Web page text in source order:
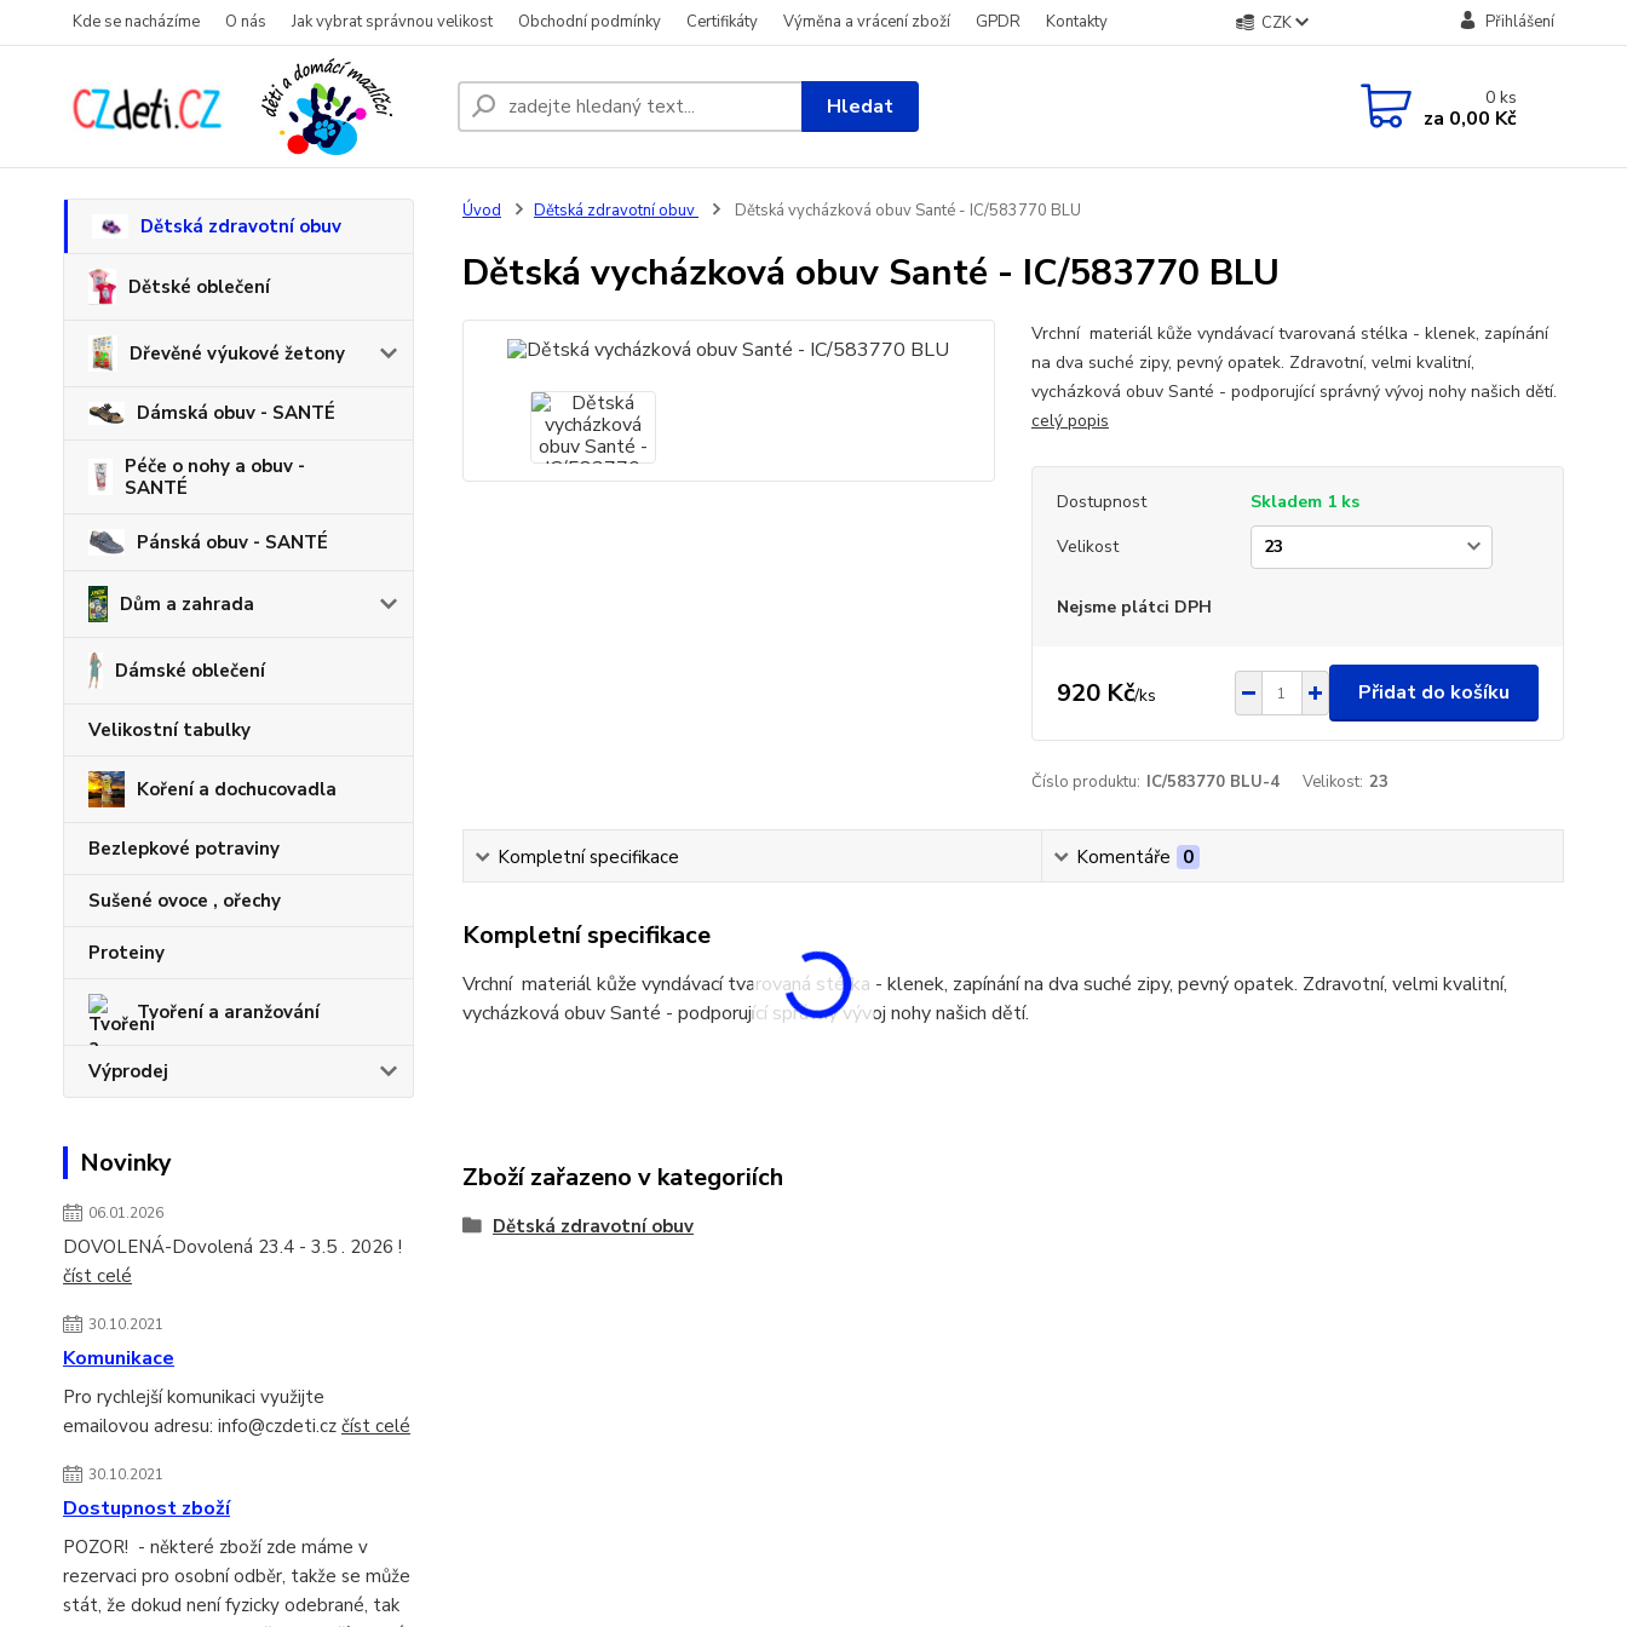
Kde se nacházíme O nás Jak vybrat správnou velikost Obchodní podmínky Certifikáty Výměna a vrácení zboží GPDR Kontakty CZK Přihlášení
Hledat 0ks
za 0,00 Kč
Dětská zdravotní obuv
Dětské oblečení
Dřevěné výukové žetony
Dámská obuv - SANTÉ
Péče o nohy a obuv -
SANTÉ
Pánská obuv - SANTÉ
Dům a zahrada
Dámské oblečení
Velikostní tabulky
Koření a dochucovadla
Bezlepkové potraviny
Sušené ovoce , ořechy
Proteiny
Tvoření a aranžování
Výprodej
Novinky
06.01.2026
DOVOLENÁ-Dovolená 23.4 - 3.5 . 2026 !
číst celé
30.10.2021
Komunikace
Pro rychlejší komunikaci využijte
emailovou adresu: info@czdeti.cz číst celé
30.10.2021
Dostupnost zboží
POZOR! - některé zboží zde máme v
rezervaci pro osobní odběr, takže se může
stát, že dokud není fyzicky odebrané, tak
Úvod Dětská zdravotní obuv Dětská vycházková obuv Santé - IC/583770 BLU
Dětská vycházková obuv Santé - IC/583770 BLU
Vrchní materiál kůže vyndávací tvarovaná stélka - klenek, zapínání
na dva suché zipy, pevný opatek. Zdravotní, velmi kvalitní,
vycházková obuv Santé - podporující správný vývoj nohy našich dětí.
celý popis
Dostupnost
Skladem 1 ks
Velikost
Nejsme plátci DPH
920 Kč/ks Přidat do košíku
Číslo produktu: IC/583770 BLU-4 Velikost: 23
Kompletní specifikace Komentáře 0
Kompletní specifikace
Vrchní materiál kůže vyndávací tvarovaná stélka - klenek, zapínání na dva suché zipy, pevný opatek. Zdravotní, velmi kvalitní,
vycházková obuv Santé - podporující správný vývoj nohy našich dětí.
Zboží zařazeno v kategoriích
Dětská zdravotní obuv